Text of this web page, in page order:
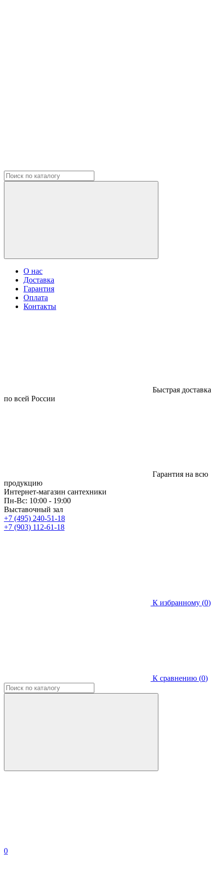
О нас
Доставка
Гарантия
Оплата
Контакты
Быстрая доставка
по всей России
Гарантия на всю
продукцию
Интернет-магазин сантехники
Пн-Вс: 10:00 - 19:00
Выставочный зал
+7 (495) 240-51-18
+7 (903) 112-61-18
К избранному (0)
К сравнению (0)
0